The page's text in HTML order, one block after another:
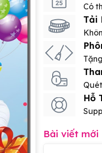
Có
Tải
Hỗ
Bài viết mới